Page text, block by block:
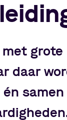
grote
daar